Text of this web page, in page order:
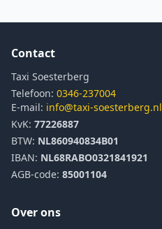
Contact
Taxi Soesterberg
Telefoon: 0346-237004
E-mail: info@taxi-soesterberg.nl
KvK: 77226887
BTW: NL860940834B01
IBAN: NL68RABO0321841921
AGB-code: 85001104
Over ons